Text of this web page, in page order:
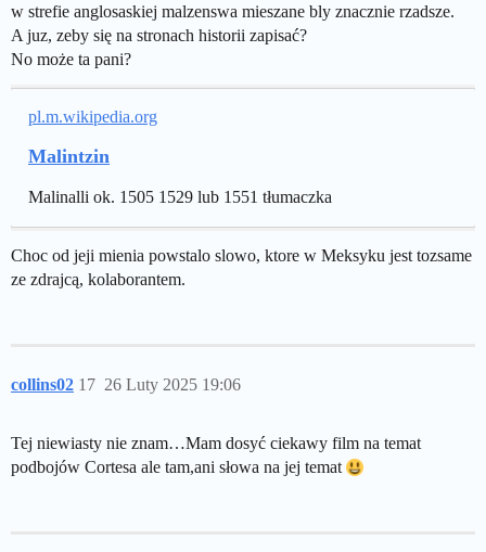
w strefie anglosaskiej malzenswa mieszane bly znacznie rzadsze.
A juz, zeby się na stronach historii zapisać?
No może ta pani?
pl.m.wikipedia.org
Malintzin
Malinalli ok. 1505 1529 lub 1551 tłumaczka
Choc od jeji mienia powstalo slowo, ktore w Meksyku jest tozsame
ze zdrajcą, kolaborantem.
collins02 26 Luty 2025 19:06
17
Tej niewiasty nie znam…Mam dosyć ciekawy film na temat
podbojów Cortesa ale tam,ani słowa na jej temat